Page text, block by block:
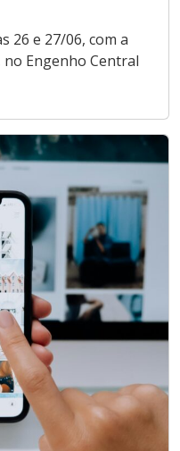
26 e 27/06, com a
Engenho Central